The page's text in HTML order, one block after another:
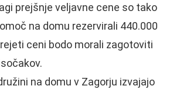
prejšnje veljavne cene so tako
na domu rezervirali 440.000
ceni bodo morali zagotoviti
na domu v Zagorju izvajajo